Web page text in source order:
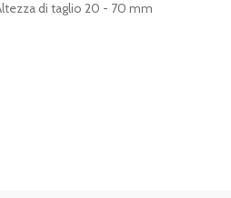
di taglio 20 - 70 mm